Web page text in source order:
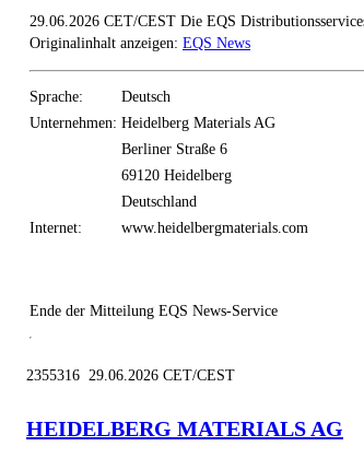
29.06.2026 CET/CEST Die EQS
Originalinhalt anzeigen: EQS News
Sprache:
Deutsch
Unternehmen: Heidelberg Materials AG
Berliner Straße 6
69120 Heidelberg
Deutschland
Internet:
www.heidelbergmaterials.com
Ende der Mitteilung EQS News-Service
2355316 29.06.2026 CET/CEST
HEIDELBERG MATERIALS AG